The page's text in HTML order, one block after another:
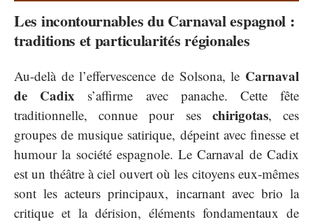
Les incontournables du Carnaval espagnol :
traditions et particularités régionales
Au-delà de l’effervescence de Solsona, le Carnaval
de Cadix s’affirme avec panache. Cette fête
traditionnelle, connue pour ses chirigotas, ces
groupes de musique satirique, dépeint avec finesse et
humour la société espagnole. Le Carnaval de Cadix
est un théâtre à ciel ouvert où les citoyens eux-mêmes
sont les acteurs principaux, incarnant avec brio la
critique et la dérision, éléments fondamentaux de